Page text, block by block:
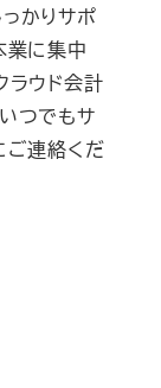
かりサポ
業に集中
ラウド会計
つでもサ
ご連絡くだ